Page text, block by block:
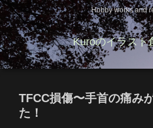
Hobby works and
Kuroのイラスト
TFCC損傷〜手首の痛み
た！